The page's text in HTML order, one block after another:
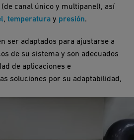
(de canal único y multipanel), así
, temperatura y presión.
ser adaptados para ajustarse a
de su sistema y son adecuados
de aplicaciones e
soluciones por su adaptabilidad,